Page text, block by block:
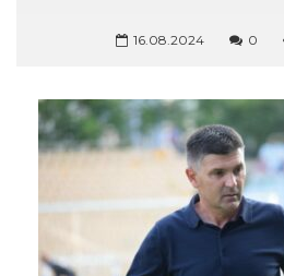
16.08.2024 0